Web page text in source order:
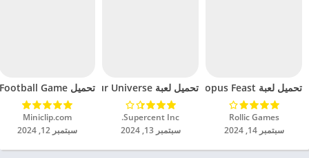
تحميل لعبة Octopus Feast مهكرة للاندرويد 2024
Rollic Games‏
سبتمبر 14, 2024
تحميل لعبة Dinosaur Universe مهكرة للاندرويد 2024
Supercent Inc.‏
سبتمبر 13, 2024
تحميل Soccer Hero PvP Football Game مهكرة للاندرويد 2024
Miniclip.com‏
سبتمبر 12, 2024